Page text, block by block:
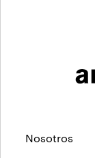
Nosotros